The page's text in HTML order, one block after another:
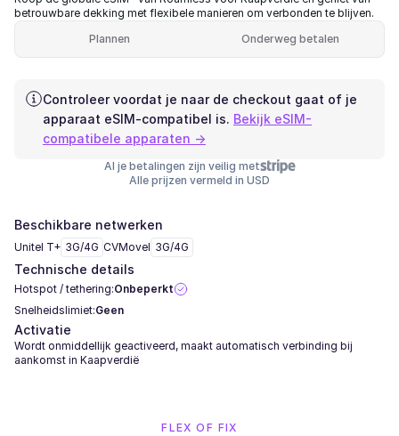
betrouwbare dekking met flexibele manieren om verbonden te blijven.
Plannen
Onderweg betalen
Controleer voordat je naar de checkout gaat of je
apparaat eSIM-compatibel is. Bekijk eSIM-
compatibele apparaten →
Al je betalingen zijn veilig met
Alle prijzen vermeld in USD
Beschikbare netwerken
Unitel T+ 3G/4G CVMovel 3G/4G
Technische details
Hotspot / tethering:Onbeperkt
Snelheidslimiet:Geen
Activatie
Wordt onmiddellijk geactiveerd, maakt automatisch verbinding bij
aankomst in Kaapverdië
FLEX OF FIX